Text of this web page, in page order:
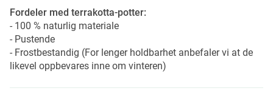
Fordeler med terrakotta-potter:
- 100 % naturlig materiale
- Pustende
- Frostbestandig (For lenger holdbarhet anbefaler vi at de
likevel oppbevares inne om vinteren)